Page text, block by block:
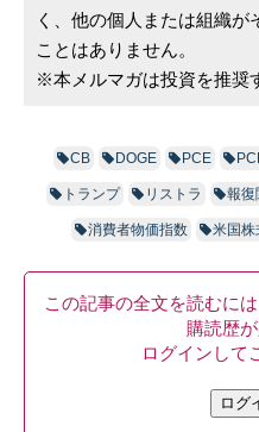
く、他の個人または組織が
ことはありません。
※本メルマガは投資を推奨
CB DOGE PCE
トランプ リストラ 報復
消費者物価指数 米国株
この記事の全文を読むに
購読歴が
ログインして
ログ